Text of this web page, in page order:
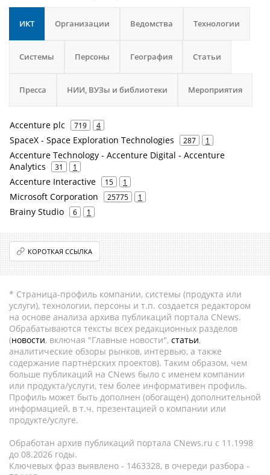
ИКТ Организации Ведомства Технологии
Системы Персоны География Статьи
Пресса НИИ, ВУЗы и библиотеки Мероприятия
Accenture plc 719 4
SpaceX - Space Exploration Technologies 287 1
Accenture Technology - Accenture Digital - Accenture
Analytics
31 1
Accenture Interactive 15 1
Microsoft Corporation 25775 1
Brainy Studio 6 1
КОРОТКАЯ ССЫЛКА
* Страница-профиль компании, системы (продукта или
услуги), технологии, персоны и т.п. создается редактором
на основе анализа архива публикаций портала CNews.
Обрабатываются тексты всех редакционных разделов
(новости, включая "Главные новости", статьи,
аналитические обзоры рынков, интервью, а также
содержание партнёрских проектов). Таким образом, чем
больше публикаций на CNews было с именем компании
или продукта/услуги, тем более информативен профиль.
Профиль может быть дополнен (обогащен) дополнительной
информацией, в т.ч. презентацией о компании или
продукте/услуге.
Обработан архив публикаций портала CNews.ru c 11.1998
до 08.2026 годы.
Ключевых фраз выявлено - 1463328, в очереди разбора -